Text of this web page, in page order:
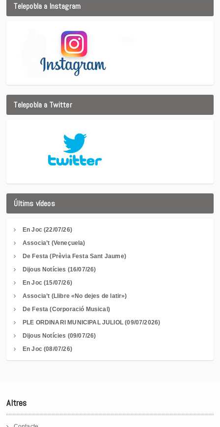
Telepobla a Instagram
Telepobla a Twitter
Últims vídeos
En Joc (22/07/26)
Associa’t (Veneçuela)
De Festa (Prèvia Festa Sant Jaume)
Dijous Notícies (16/07/26)
En Joc (15/07/26)
Associa’t (Llibre «No dejes de latir»)
De Festa (Corporació Musical)
PLE ORDINARI MUNICIPAL JULIOL (09/07/2026)
Dijous Notícies (09/07/26)
En Joc (08/07/26)
Altres